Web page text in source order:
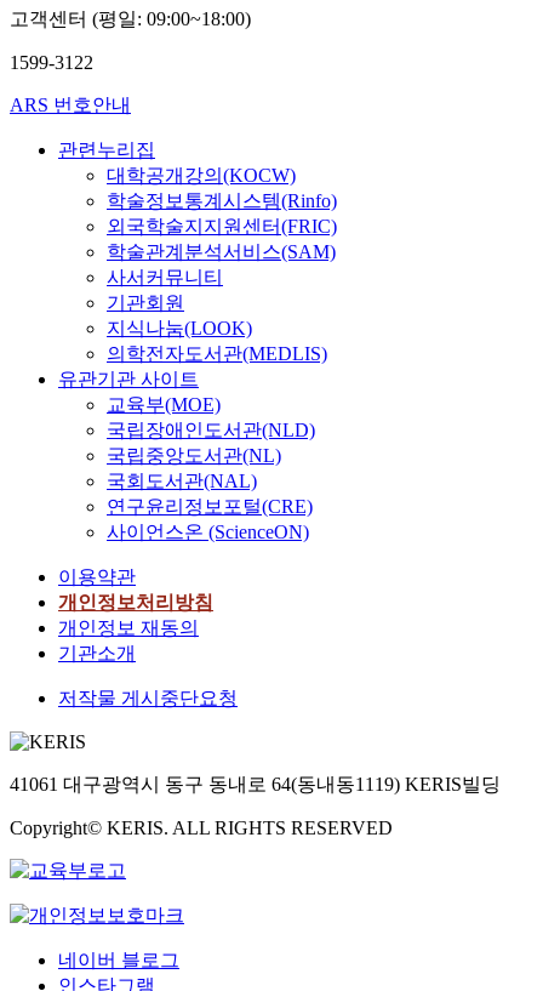
고객센터 (평일: 09:00~18:00)
1599-3122
ARS 번호안내
관련누리집
대학공개강의(KOCW)
학술정보통계시스템(Rinfo)
외국학술지지원센터(FRIC)
학술관계분석서비스(SAM)
사서커뮤니티
기관회원
지식나눔(LOOK)
의학전자도서관(MEDLIS)
유관기관 사이트
교육부(MOE)
국립장애인도서관(NLD)
국립중앙도서관(NL)
국회도서관(NAL)
연구윤리정보포털(CRE)
사이언스온 (ScienceON)
이용약관
개인정보처리방침
개인정보 재동의
기관소개
저작물 게시중단요청
41061 대구광역시 동구 동내로 64(동내동1119) KERIS빌딩
Copyright© KERIS. ALL RIGHTS RESERVED
네이버 블로그
인스타그램